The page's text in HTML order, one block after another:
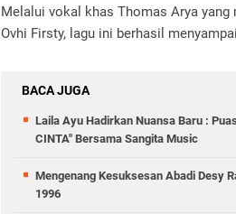
Melalui vokal khas Thomas Arya yang
Ovhi Firsty, lagu ini berhasil
BACA JUGA
Laila Ayu Hadirkan Nuansa Baru :
CINTA" Bersama Sangita Music
Mengenang Kesuksesan Abadi Desy
1996